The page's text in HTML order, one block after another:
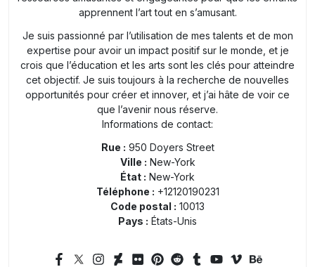
apprennent l’art tout en s’amusant.
Je suis passionné par l’utilisation de mes talents et de mon
expertise pour avoir un impact positif sur le monde, et je
crois que l’éducation et les arts sont les clés pour atteindre
cet objectif. Je suis toujours à la recherche de nouvelles
opportunités pour créer et innover, et j’ai hâte de voir ce
que l’avenir nous réserve.
Informations de contact:
Rue : 950 Doyers Street
Ville : New-York
État : New-York
Téléphone : +12120190231
Code postal : 10013
Pays : États-Unis